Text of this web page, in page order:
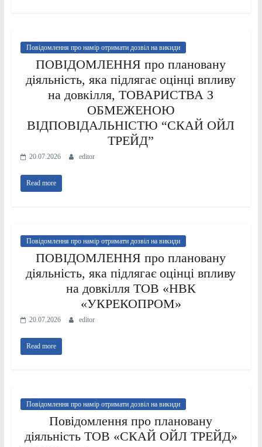
Повідомлення про намір отримати дозвіл на викиди
ПОВІДОМЛЕННЯ про плановану
діяльність, яка підлягає оцінці впливу
на довкілля, ТОВАРИСТВА З
ОБМЕЖЕНОЮ
ВІДПОВІДАЛЬНІСТЮ “СКАЙ ОЙЛ
ТРЕЙД”
20.07.2026 editor
Read more
Повідомлення про намір отримати дозвіл на викиди
ПОВІДОМЛЕННЯ про плановану
діяльність, яка підлягає оцінці впливу
на довкілля ТОВ «НВК
«УКРЕКОПРОМ»
20.07.2026 editor
Read more
Повідомлення про намір отримати дозвіл на викиди
Повідомлення про плановану
діяльність ТОВ «СКАЙ ОЙЛ ТРЕЙД»